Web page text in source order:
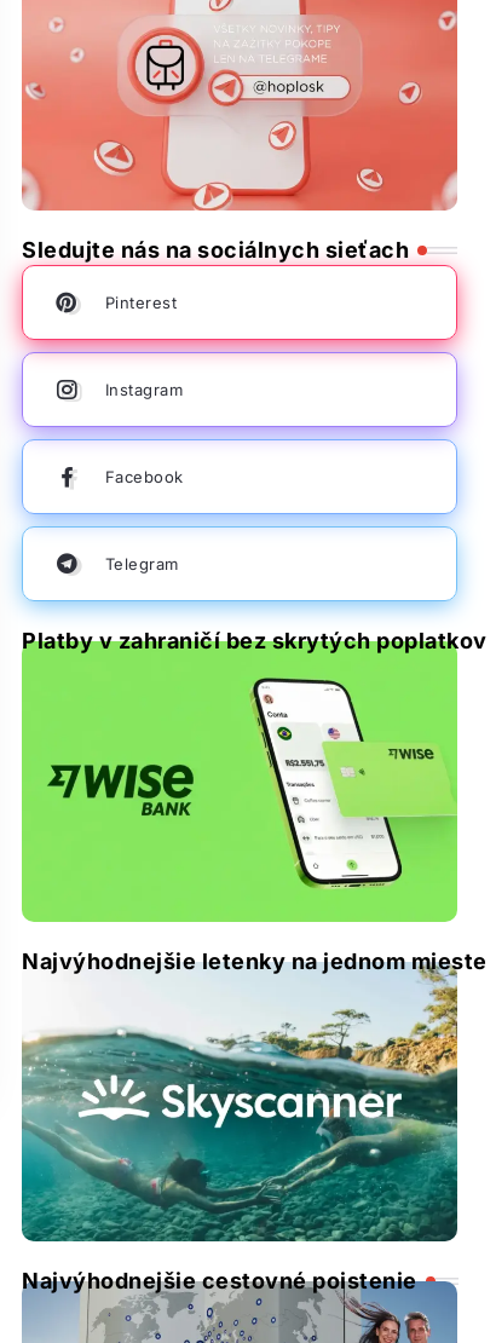
Sledujte nás na sociálnych sieťach
Pinterest
Instagram
Facebook
Telegram
Platby v zahraničí bez skrytých poplatkov
Najvýhodnejšie letenky na jednom mieste
Najvýhodnejšie cestovné poistenie